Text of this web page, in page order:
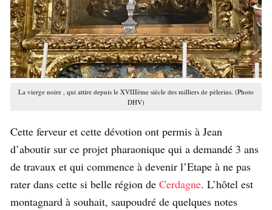
La vierge noire , qui attire depuis le XVIIIème siècle des milliers de pèlerins. (Photo
DHV)
Cette ferveur et cette dévotion ont permis à Jean
d’aboutir sur ce projet pharaonique qui a demandé 3 ans
de travaux et qui commence à devenir l’Etape à ne pas
rater dans cette si belle région de Cerdagne. L’hôtel est
montagnard à souhait, saupoudré de quelques notes